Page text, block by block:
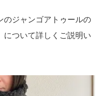
のジャンゴアトゥールの
について詳しくご説明い